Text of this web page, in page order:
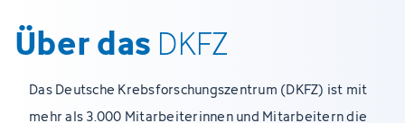
Über das DKFZ
Das Deutsche Krebsforschungszentrum (DKFZ) ist mit
mehr als 3.000 Mitarbeiterinnen und Mitarbeitern die